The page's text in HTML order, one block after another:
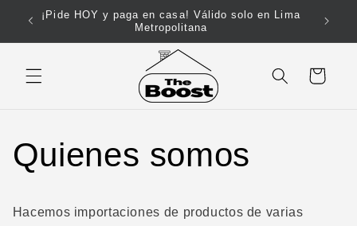
directamente
¡Pide HOY y paga en casa! Válido solo en Lima
Metropolitana
Carrito
Quienes somos
Hacemos importaciones de productos de varias